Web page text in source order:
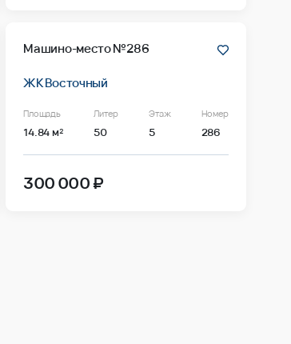
Машино-место №286
ЖК Восточный
Площадь
14.84 м²
Литер
50
Этаж
5
Номер
286
300 000 ₽